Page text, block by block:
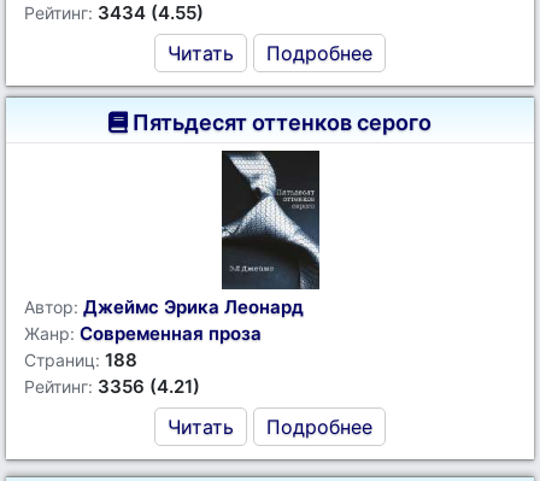
Рейтинг: 3434 (4.55)
Читать Подробнее
Пятьдесят оттенков серого
Автор: Джеймс Эрика Леонард
Жанр: Современная проза
Страниц: 188
Рейтинг: 3356 (4.21)
Читать Подробнее